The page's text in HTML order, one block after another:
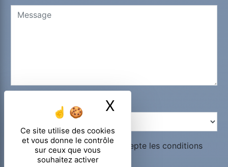
Ce site utilise des cookies
et vous donne le contrôle
sur ceux que vous
souhaitez activer
X
Combien font dix plus neuf
En cochant cette case, j'accepte les conditions
particulières ci-dessous **